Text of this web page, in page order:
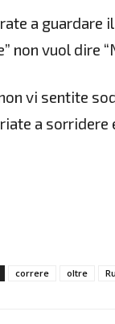
a guardare
non vuol dire
vi sentite
a sorridere
correre oltre